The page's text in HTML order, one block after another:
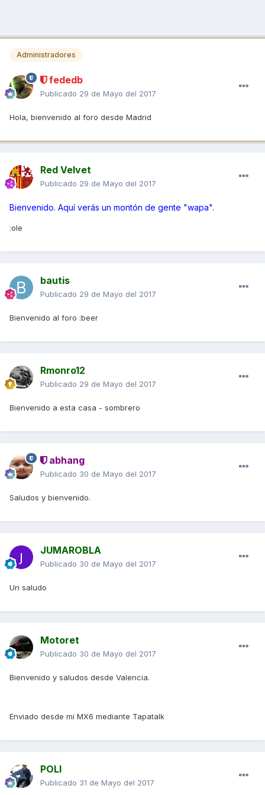
Administradores
fededb
Publicado 29 de Mayo del 2017
Hola, bienvenido al foro desde Madrid
Red Velvet
Publicado 29 de Mayo del 2017
Bienvenido. Aquí verás un montón de gente "wapa".
:ole
bautis
Publicado 29 de Mayo del 2017
Bienvenido al foro :beer
Rmonro12
Publicado 29 de Mayo del 2017
Bienvenido a esta casa - sombrero
abhang
Publicado 30 de Mayo del 2017
Saludos y bienvenido.
JUMAROBLA
Publicado 30 de Mayo del 2017
Un saludo
Motoret
Publicado 30 de Mayo del 2017
Bienvenido y saludos desde Valencia.
Enviado desde mi MX6 mediante Tapatalk
POLI
Publicado 31 de Mayo del 2017